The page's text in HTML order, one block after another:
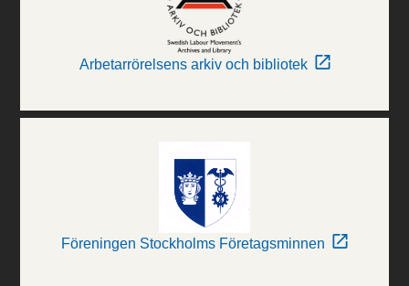
Arbetarrörelsens arkiv och bibliotek
Föreningen Stockholms Företagsminnen